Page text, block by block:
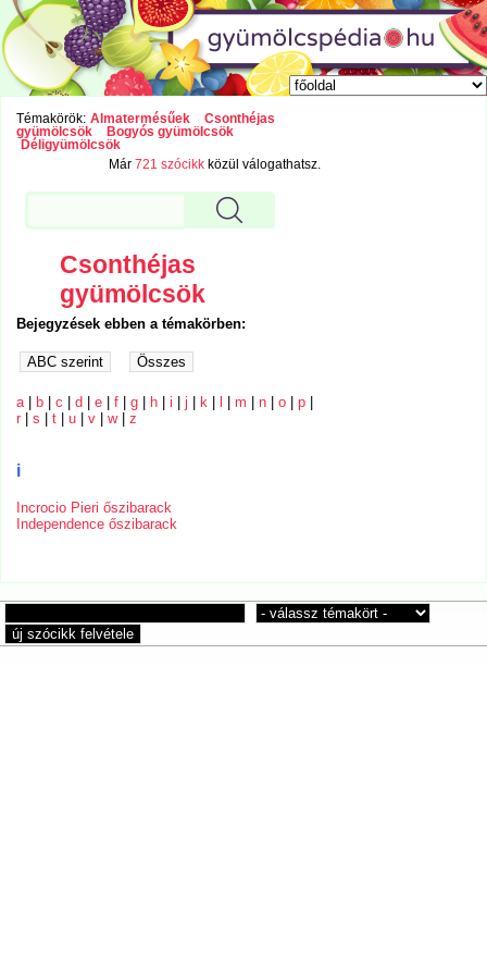
Témakörök: Almatermésűek
Csonthéjas
gyümölcsök
Bogyós gyümölcsök
Déligyümölcsök
Már721 szócikk közül válogathatsz.
Csonthéjas
gyümölcsök
Bejegyzések ebben a témakörben:
a |b |c |d |e |f |g | h |i |j |k |l |m |n |o |p |
r |s |t |u |v |w|z
i
Incrocio Pieri őszibarack
Independence őszibarack